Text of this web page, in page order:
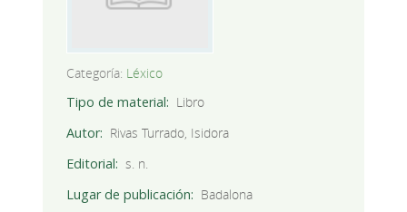
Categoría: Léxico
Tipo de material
Libro
Autor
Rivas Turrado, Isidora
Editorial
s. n.
Lugar de publicación
Badalona